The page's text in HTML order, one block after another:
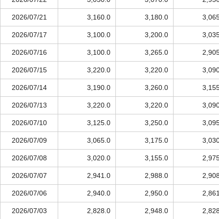
2026/07/21 3,160.0 3,180.0
2026/07/17 3,100.0 3,200.0
2026/07/16 3,100.0 3,265.0
2026/07/15 3,220.0 3,220.0
2026/07/14 3,190.0 3,260.0
2026/07/13 3,220.0 3,220.0
2026/07/10 3,125.0 3,250.0
2026/07/09 3,065.0 3,175.0
2026/07/08 3,020.0 3,155.0
2026/07/07 2,941.0 2,988.0
2026/07/06 2,940.0 2,950.0
2026/07/03 2,828.0 2,948.0